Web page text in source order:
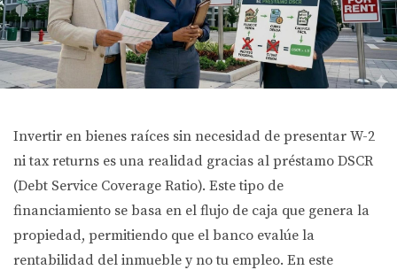
Invertir en bienes raíces sin necesidad de presentar W-2
ni tax returns es una realidad gracias al préstamo DSCR
(Debt Service Coverage Ratio). Este tipo de
financiamiento se basa en el flujo de caja que genera la
propiedad, permitiendo que el banco evalúe la
rentabilidad del inmueble y no tu empleo. En este